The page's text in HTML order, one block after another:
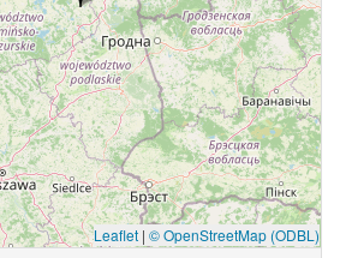
Leaflet | © OpenStreetMap (ODBL)